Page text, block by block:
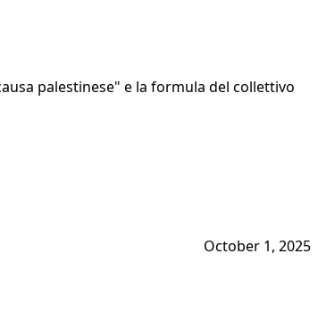
palestinese" e la formula del collettivo
October 1, 2025